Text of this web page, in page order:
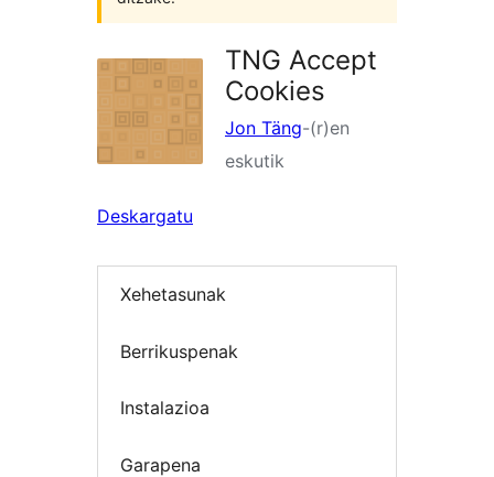
TNG Accept
Cookies
Jon Täng-(r)en
eskutik
Deskargatu
Xehetasunak
Berrikuspenak
Instalazioa
Garapena